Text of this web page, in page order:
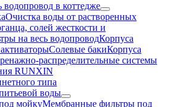
в коттедже
Очистка воды от растворенных
солей жесткости и
на весь водопроводКорпуса
Солевые бакиКорпуса
распределительные системы
RUNXIN
типа
воды
мойкуМембранные фильтры под